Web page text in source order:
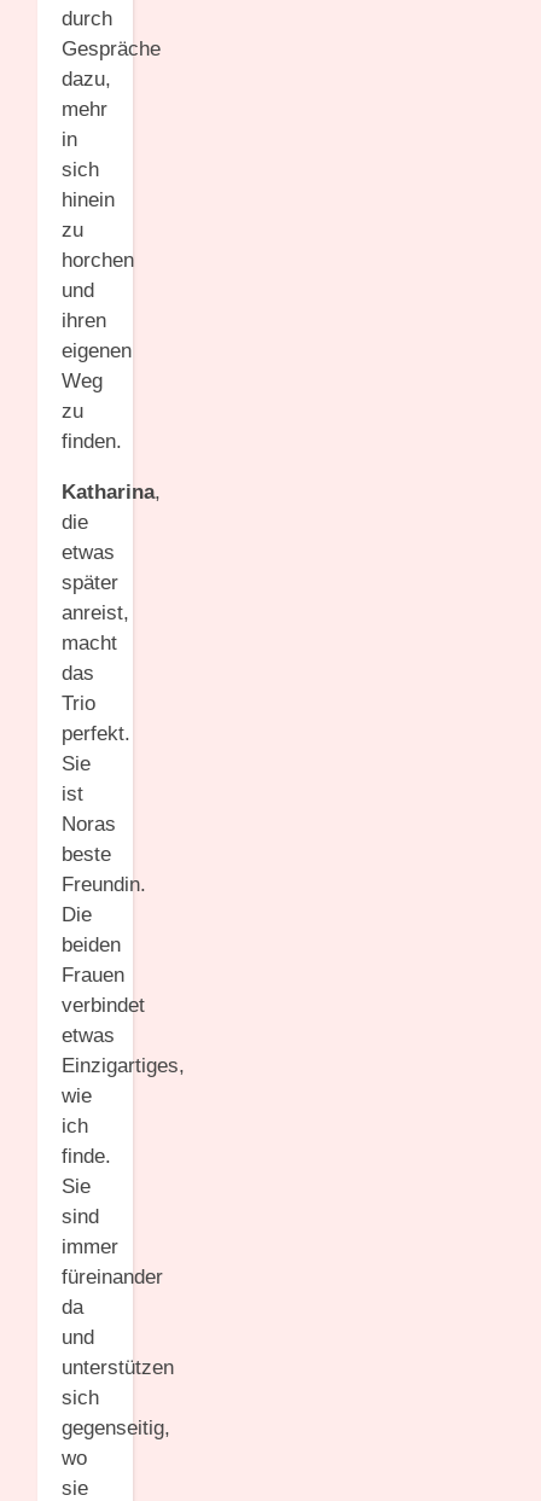
durch
Gespräche
dazu,
mehr
in
sich
hinein
zu
horchen
und
ihren
eigenen
Weg
zu
finden.
Katharina,
die
etwas
später
anreist,
macht
das
Trio
perfekt.
Sie
ist
Noras
beste
Freundin.
Die
beiden
Frauen
verbindet
etwas
Einzigartiges,
wie
ich
finde.
Sie
sind
immer
füreinander
da
und
unterstützen
sich
gegenseitig,
wo
sie